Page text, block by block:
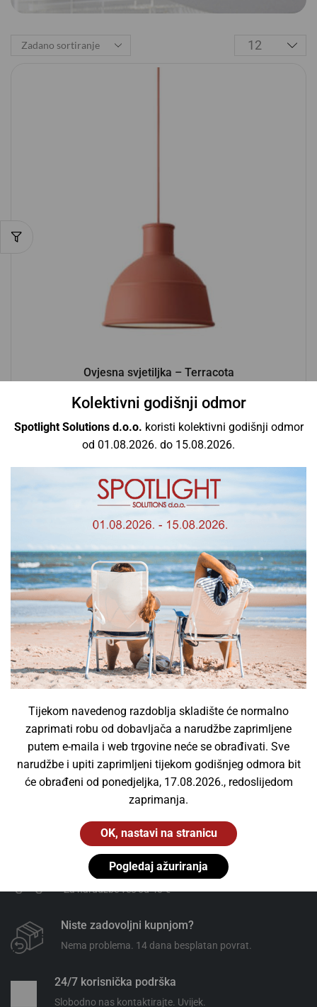
Kolektivni godišnji odmor
Spotlight Solutions d.o.o. koristi kolektivni godišnji odmor
od 01.08.2026. do 15.08.2026.
Tijekom navedenog razdoblja skladište će normalno
zaprimati robu od dobavljača a narudžbe zaprimljene
putem e-maila i web trgovine neće se obrađivati. Sve
narudžbe i upiti zaprimljeni tijekom godišnjeg odmora bit
će obrađeni od ponedjeljka, 17.08.2026., redoslijedom
zaprimanja.
OK, nastavi na stranicu
Pogledaj ažuriranja
Ovjesna svjetiljka – Terracota
Muuto
196,80 €
Spotlight Solutions d.o.o.
Vrhunski brandovi
Ponosni smo što smo dio međunarodnog poslovanja
rasvjetom s najboljim svjetskim brendovima kao i
izvrsnim odnosom cijene i kvalitete.
Besplatna dostava
Za narudžbe već od 40 €
Niste zadovoljni kupnjom?
Nema problema. 14 dana besplatan povrat.
24/7 korisnička podrška
Slobodno nas kontaktirajte. Uvijek.